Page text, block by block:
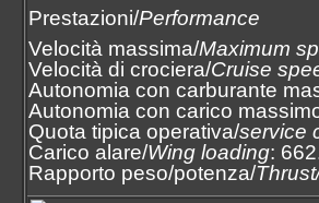
Prestazioni/Performance
Velocità massima/Maximum
Velocità di crociera/Cruise
Autonomia con carburante
Autonomia con carico
Quota tipica operativa/service
Carico alare/Wing loading:
Rapporto peso/potenza/